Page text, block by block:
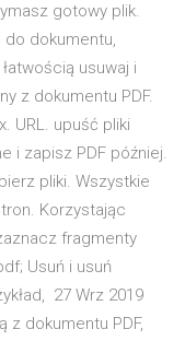
gotowy plik.
dokumentu,
usuwaj i
z dokumentu PDF.
URL. upuść pliki
i zapisz PDF później.
pliki. Wszystkie
Korzystając
fragmenty
Usuń i usuń
27 Wrz 2019
z dokumentu PDF,